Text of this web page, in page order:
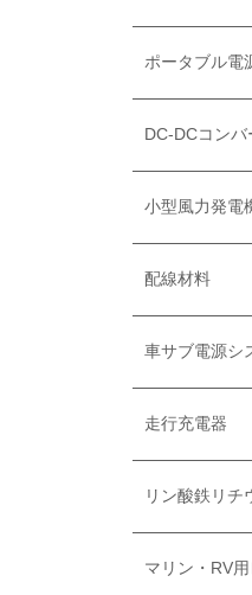
ポータブル電
DC-DCコンバ
小型風力発電
配線材料
車サブ電源シ
走行充電器
リン酸鉄リチ
マリン・RV